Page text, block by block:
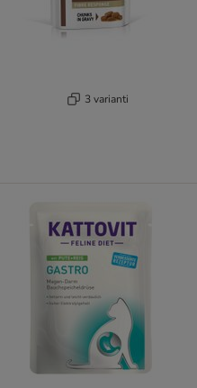
3 varianti